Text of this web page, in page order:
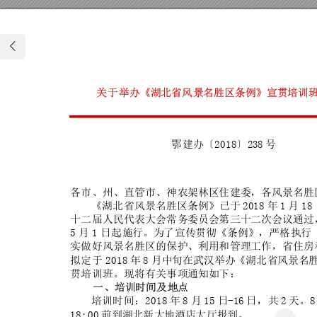
关于举办《湖北省风景名胜区条例》宣贯培训
鄂建办〔 2018 〕 238 号
各市、州、直管市、神农架林区住建委，各风景名胜
《湖北省风景名胜区条例》 已于 2018 年 1 月 18
十二届人民代表大会常务委员会第三十二次会议 通过
5 月 1 日起施行。为了宣传贯彻《条例》 ，严格执行
实做好风景名胜区的保护、利用和管理工作，省住房
拟定于 2018 年 8 月中旬在武汉举办 《湖北省风景名
贯培训班。现将有关事项通知如下：
一 、培训时间及地点
培训时间： 2018 年 8 月 15 日-16 日，共 2 天。8
18:00 前到湖北新大地酒店大厅报到。